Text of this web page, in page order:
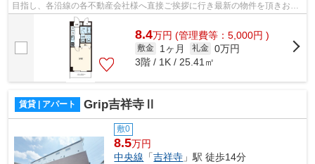
目指し、各沿線の各不動産会社様へ直接ご挨拶に行き最新の物件を頂きお客
様へ提供しております！最新の情報は...
8.4万円 (管理費等：5,000円 )
敷金 1ヶ月 礼金 0万円
3階 / 1K / 25.41㎡
賃貸 | アパート Grip吉祥寺Ⅱ
敷0
8.5万円
中央線 「吉祥寺 」駅 徒歩14分